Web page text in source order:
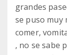
grandes
se puso muy
comer,
, no se sabe